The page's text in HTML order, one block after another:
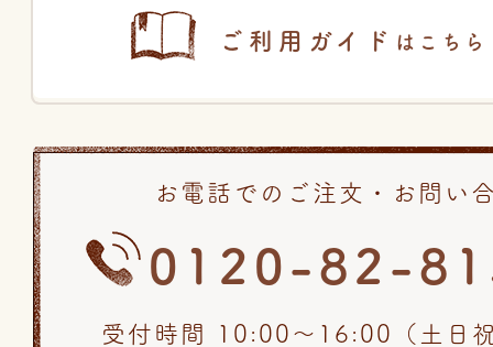
ご利用ガイド はこちら
お電話でのご注文・お問い
0120-82-
受付時間 10:00〜16:00（土日